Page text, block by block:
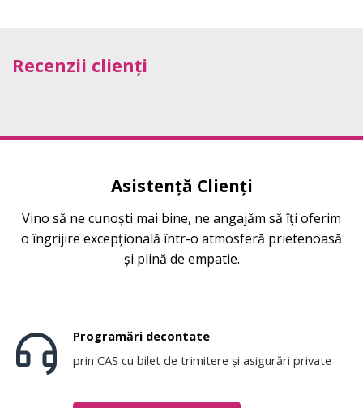
Recenzii clienți
Asistență Clienți
Vino să ne cunoști mai bine, ne angajăm să îți oferim
o îngrijire excepțională într-o atmosferă prietenoasă
și plină de empatie.
Programări decontate
prin CAS cu bilet de trimitere și asigurări private